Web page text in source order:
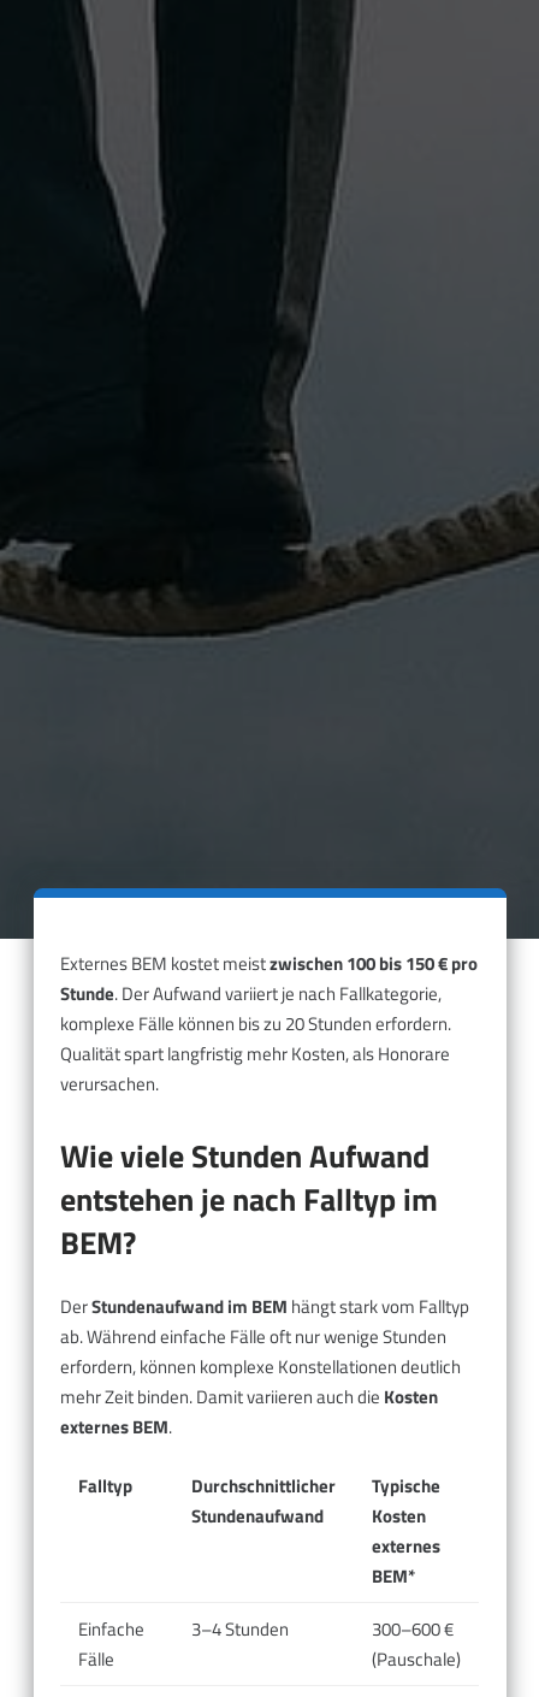
Externes BEM kostet meistzwischen100 bis 150 € pro
Stunde. Der Aufwand variiert je nach Fallkategorie,
komplexe Fälle können bis zu 20 Stunden erfordern.
Qualität spart langfristig mehr Kosten, als Honorare
verursachen.
Wie viele Stunden Aufwand
entstehen je nach Falltyp im
BEM?
DerStundenaufwand im BEM hängt stark vom Falltyp
ab. Während einfache Fälle oft nur wenige Stunden
erfordern, können komplexe Konstellationen deutlich
mehr Zeit binden. Damit variieren auch die Kosten
externes BEM.
Falltyp
Durchschnittlicher
Stundenaufwand
Typische
Kosten
externes
BEM*
Einfache
Fälle
3–4 Stunden
300–600 €
(Pauschale)